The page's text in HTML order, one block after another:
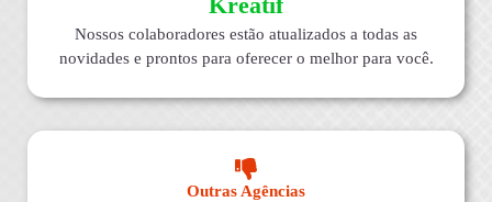
Nossos colaboradores estão atualizados a todas as
novidades e prontos para oferecer o melhor para você.
Outras Agências